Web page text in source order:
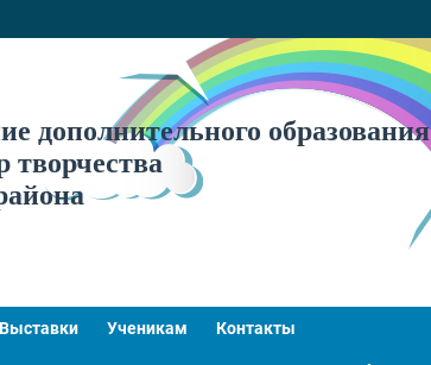
дополнительного образования
Выставки Ученикам Контакты